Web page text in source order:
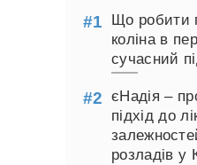
Що робити
коліна в
сучасний
єНадія –
підхід до
розладів у